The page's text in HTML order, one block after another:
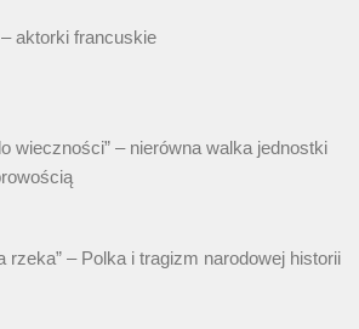
aktorki francuskie
wieczności” – nierówna walka jednostki
rzeka” – Polka i tragizm narodowej historii